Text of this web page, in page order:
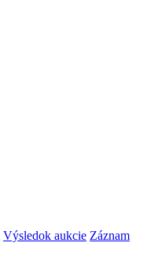
Výsledok aukcie Záznam